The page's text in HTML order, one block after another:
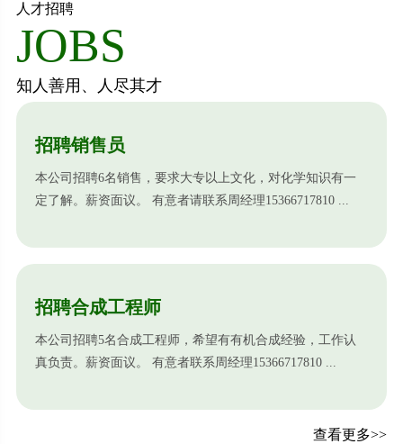
人才招聘
JOBS
知人善用、人尽其才
招聘销售员
本公司招聘6名销售，要求大专以上文化，对化学知识有一
定了解。薪资面议。 有意者请联系周经理15366717810 ...
招聘合成工程师
本公司招聘5名合成工程师，希望有有机合成经验，工作认
真负责。薪资面议。 有意者联系周经理15366717810 ...
查看更多>>